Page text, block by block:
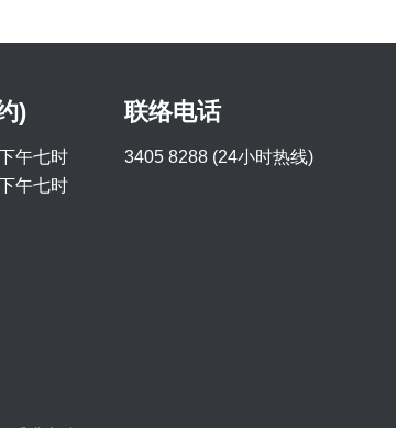
)
午七时
午七时
联络电话
3405 8288 (24小时热线)